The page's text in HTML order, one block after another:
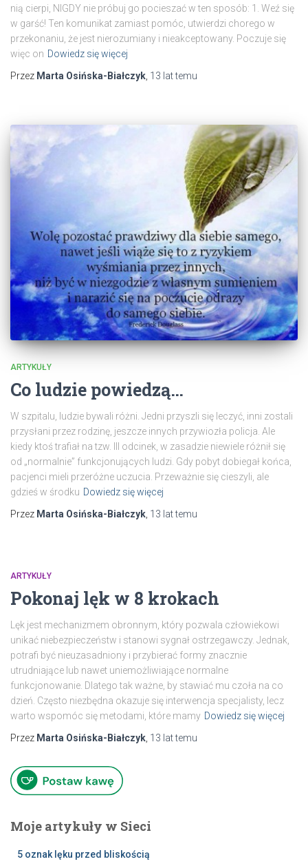
nią cierpi, NIGDY nie próbuj go pocieszać w ten sposób: 1. Weź się
w garść! Ten komunikat zamiast pomóc, utwierdzi chorego w
przekonaniu, że jest nierozumiany i nieakceptowany. Poczuje się
więc on Dowiedz się więcej
Przez Marta Osińska-Białczyk 13 lattemu
ARTYKUŁY
Co ludzie powiedzą…
W szpitalu, ludzie bywali różni. Jedni przyszli się leczyć, inni zostali
przysłani przez rodzinę, jeszcze innych przywiozła policja. Ale
kiedy ktoś trafiał na tzw. III odcinek, w zasadzie niewiele różnił się
od „normalnie” funkcjonujących ludzi. Gdy pobyt dobiegał końca,
pacjenci mieli przeróżne uczucia. Przeważnie się cieszyli, ale
gdzieś w środku Dowiedz się więcej
Przez Marta Osińska-Białczyk 13 lattemu
ARTYKUŁY
Pokonaj lęk w 8 krokach
Lęk jest mechanizmem obronnym, który pozwala człowiekowi
unikać niebezpieczeństw i stanowi sygnał ostrzegawczy. Jednak,
potrafi być nieuzasadniony i przybierać formy znacznie
utrudniające lub nawet uniemożliwiające normalne
funkcjonowanie. Dlatego tak ważne, by stawiać mu czoła na co
dzień. Często niezbędna okazuje się interwencja specjalisty, lecz
warto wspomóc się metodami, które mamy Dowiedz się więcej
Przez Marta Osińska-Białczyk 13 lattemu
Moje artykuły w Sieci
5 oznak lęku przed bliskością